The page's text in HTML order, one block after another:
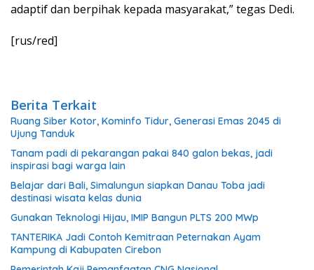
adaptif dan berpihak kepada masyarakat,” tegas Dedi.
[rus/red]
Berita Terkait
Ruang Siber Kotor, Kominfo Tidur, Generasi Emas 2045 di
Ujung Tanduk
Tanam padi di pekarangan pakai 840 galon bekas, jadi
inspirasi bagi warga lain
Belajar dari Bali, Simalungun siapkan Danau Toba jadi
destinasi wisata kelas dunia
Gunakan Teknologi Hijau, IMIP Bangun PLTS 200 MWp
TANTERIKA Jadi Contoh Kemitraan Peternakan Ayam
Kampung di Kabupaten Cirebon